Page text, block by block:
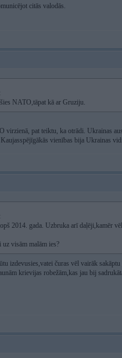
citās valodās.
NATO,tāpat kā ar Gruziju.
virzienā, pat teiktu, ka otrādi. Ukrainas
vienības bija Ukrainas
2014. gada. Uzbruka arī daļēji,kamēr
visām malām ies?
izdevusies,vatei čuras vēl vairāk
krievijas robežām,kas jau bij